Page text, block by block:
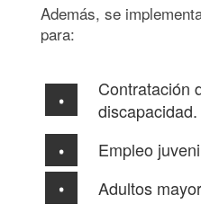
Además, se
para:
Contratación
discapacidad.
Empleo
Adultos